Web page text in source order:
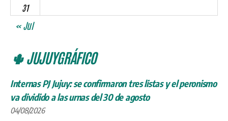
31
« Jul
🌵 JUJUYGRÁFICO
Internas PJ Jujuy: se confirmaron tres listas y el peronismo
va dividido a las urnas del 30 de agosto
04/08/2026